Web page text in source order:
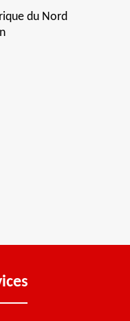
du Nord